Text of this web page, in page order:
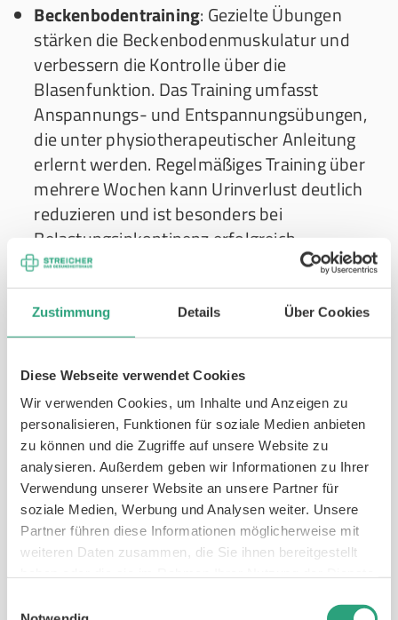
Zustimmung Details Über Cookies
Diese Webseite verwendet Cookies
Wir verwenden Cookies, um Inhalte und Anzeigen zu
personalisieren, Funktionen für soziale Medien anbieten
zu können und die Zugriffe auf unsere Website zu
analysieren. Außerdem geben wir Informationen zu Ihrer
Verwendung unserer Website an unsere Partner für
soziale Medien, Werbung und Analysen weiter. Unsere
Partner führen diese Informationen möglicherweise mit
weiteren Daten zusammen, die Sie ihnen bereitgestellt
Beckenbodentraining: Gezielte Übungen
stärken die Beckenbodenmuskulatur und
verbessern die Kontrolle über die
Blasenfunktion. Das Training umfasst
Anspannungs- und Entspannungsübungen,
die unter physiotherapeutischer Anleitung
erlernt werden. Regelmäßiges Training über
mehrere Wochen kann Urinverlust deutlich
reduzieren und ist besonders bei
Belastungsinkontinenz erfolgreich.
Verhaltenstherapie
: Blasentraining und
Toilettentraining helfen dabei, die
Blasenfunktion zu normalisieren. Dabei
werden feste Toilettenzeiten eingehalten und
schrittweise verlängert. Diese Methode kann
das ständige Wasser lassen reduzieren und
die Blasenkapazität wieder erhöhen.
Hilfsmittel:Inkontinenzeinlagen für Frauen
undInkontinenzeinlagen für Männerbieten
zuverlässigen Schutz vor Urinverlust. Diese
modernen Produkte sind diskret,
hautfreundlich und ermöglichen ein aktives
Leben trotz Blasenschwäche. Sie sind in
verschiedenen Saugstärken erhältlich und